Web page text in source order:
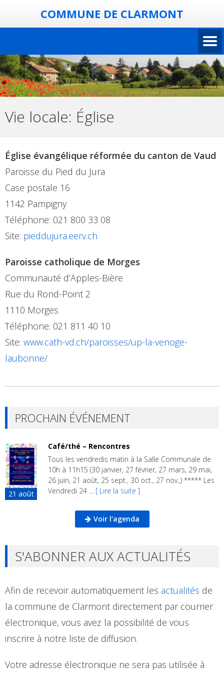
COMMUNE DE CLARMONT
Vie locale: Église
Église évangélique réformée du canton de Vaud
Paroisse du Pied du Jura
Case postale 16
1142 Pampigny
Téléphone: 021 800 33 08
Site: pieddujura.eerv.ch
Paroisse catholique de Morges
Communauté d’Apples-Bière
Rue du Rond-Point 2
1110 Morges
Téléphone: 021 811 40 10
Site: www.cath-vd.ch/paroisses/up-la-venoge-
laubonne/
PROCHAIN ÉVÉNEMENT
21 août
Café/thé – Rencontres
Tous les vendredis matin à la Salle Communale de
10h à 11h15 (30 janvier, 27 février, 27 mars, 29 mai,
26 juin, 21 août, 25 sept., 30 oct., 27 nov.,) ***** Les
Vendredi 24 ... [ Lire la suite ]
Voir l'agenda
S'ABONNER AUX ACTUALITÉS
Afin de recevoir automatiquement les actualités de
la commune de Clarmont directement par courrier
électronique, vous avez la possibilité de vous
inscrire à notre liste de diffusion.
Votre adresse électronique ne sera pas utilisée à